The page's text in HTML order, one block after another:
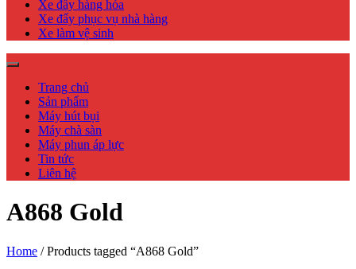
Xe đẩy hàng hóa
Xe đẩy phục vụ nhà hàng
Xe làm vệ sinh
Trang chủ
Sản phẩm
Máy hút bụi
Máy chà sàn
Máy phun áp lực
Tin tức
Liên hệ
A868 Gold
Home / Products tagged “A868 Gold”